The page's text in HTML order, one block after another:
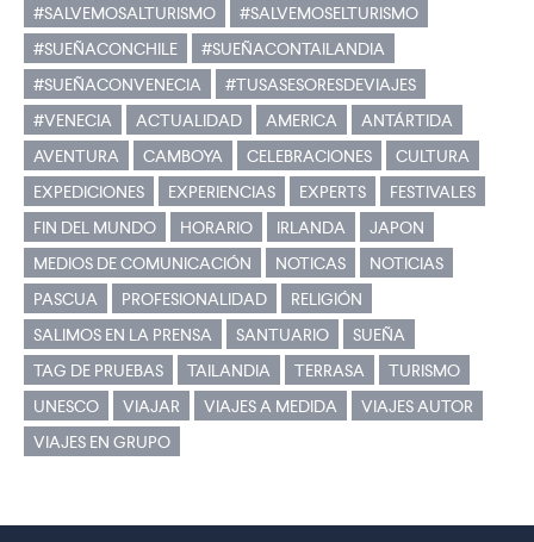
#SALVEMOSALTURISMO
#SALVEMOSELTURISMO
#SUEÑACONCHILE
#SUEÑACONTAILANDIA
#SUEÑACONVENECIA
#TUSASESORESDEVIAJES
#VENECIA
ACTUALIDAD AMERICA
ANTÁRTIDA
AVENTURA
CAMBOYA CELEBRACIONES
CULTURA
EXPEDICIONES
EXPERIENCIAS EXPERTS
FESTIVALES
FIN DEL MUNDO
HORARIO IRLANDA
JAPON
MEDIOS DE COMUNICACIÓN
NOTICAS
NOTICIAS
PASCUA
PROFESIONALIDAD
RELIGIÓN
SALIMOS EN LA PRENSA
SANTUARIO
SUEÑA
TAG DE PRUEBAS
TAILANDIA TERRASA
TURISMO
UNESCO
VIAJAR VIAJES A MEDIDA
VIAJES AUTOR
VIAJES EN GRUPO